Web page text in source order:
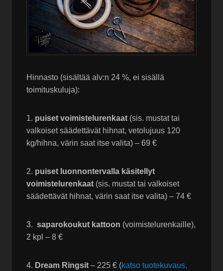
Hinnasto (sisältää alv:n 24 %, ei sisällä
toimituskuluja):
1. puiset voimistelurenkaat (sis. mustat tai
valkoiset säädettävät hihnat, vetolujuus 120
kg/hihna, värin saat itse valita) – 69 €
2. puiset luonnontervalla käsitellyt
voimistelurenkaat (sis. mustat tai valkoiset
säädettävät hihnat, värin saat itse valita) – 74 €
3.saparokoukut kattoon (voimistelurenkaille),
2 kpl – 8 €
4. Dream Ringsit – 225 € (katso tuotekuvaus,